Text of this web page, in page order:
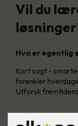
Vil du
Hva er egentlig
Kort sagt -
forenkler
Utforsk